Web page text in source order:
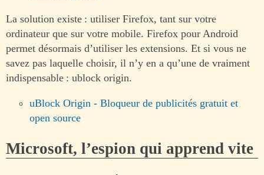
La solution existe : utiliser Firefox, tant sur votre
ordinateur que sur votre mobile. Firefox pour Android
permet désormais d’utiliser les extensions. Et si vous ne
savez pas laquelle choisir, il n’y en a qu’une de vraiment
indispensable : ublock origin.
uBlock Origin - Bloqueur de publicités gratuit et
open source
Microsoft, l’espion qui apprend vite